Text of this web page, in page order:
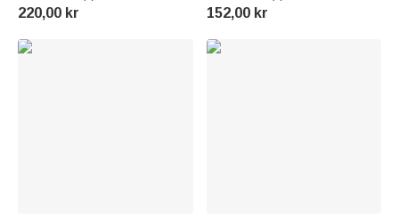
initialer – bursdagsgave til
kvinner og jenter til
220,00 kr
hverdagsbruk –
Bursdagsgave til kvinner og
152,00 kr